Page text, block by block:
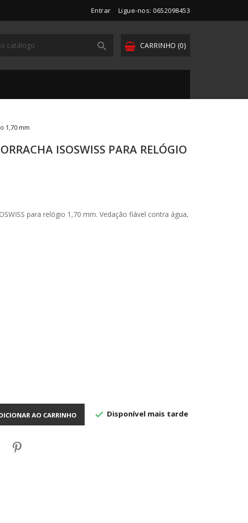
Entrar Ligue-nos: 0652098453
CARRINHO (0)

1,70 mm
ISOSWISS PARA RELÓGIO
para relógio 1,70 mm. Vedação fiável contra água,
AO CARRINHO  Disponível mais tarde